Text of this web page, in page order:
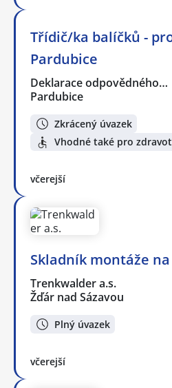
Třídič/ka balíčků -
Pardubice
Deklarace odpovědného…
Pardubice
Zkrácený úvazek
Vhodné také pro
včerejší
Skladník montáže
Trenkwalder a.s.
Žďár nad Sázavou
Plný úvazek
včerejší